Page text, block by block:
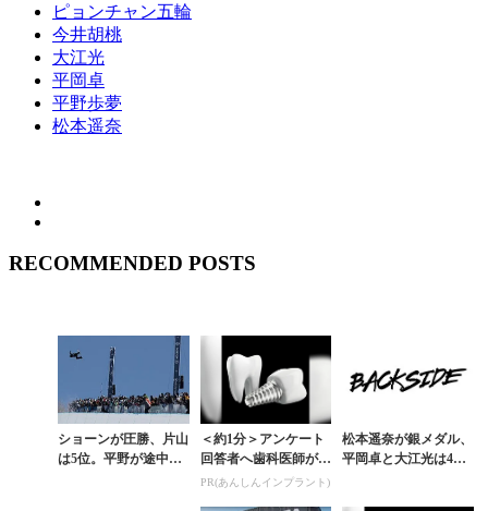
ピョンチャン五輪
今井胡桃
大江光
平岡卓
平野歩夢
松本遥奈
RECOMMENDED POSTS
ショーンが圧勝、片山
は5位。平野が途中欠
＜約1分＞アンケート
回答者へ歯科医師が監
修したガイドブックを
PR(あんしんインプラント)
松本遥奈が銀メダル、
平岡卓と大江光は4